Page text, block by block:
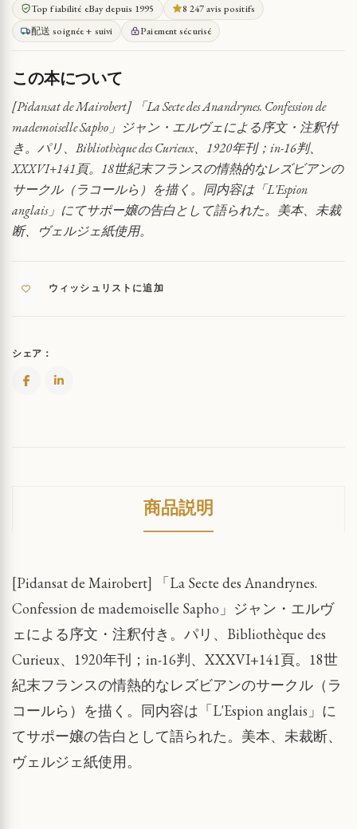
の
告
白：
世
紀
フ
ラ
ン
ス
の
レ
ズ
ビ
集
QUANTITY
Top fiabilité eBay depuis 1995
8 247 avis positifs
配送 soignée + suivi
Paiement sécurisé
この本について
[Pidansat de Mairobert] 「La Secte des Anandrynes. Confession de
mademoiselle Sapho」ジャン・エルヴェによる序文・注釈付
き。パリ、Bibliothèque des Curieux、1920年刊；in-16判、
XXXVI+141頁。18世紀末フランスの情熱的なレズビアンの
サークル（ラコールら）を描く。同内容は「L'Espion
anglais」にてサポー嬢の告白として語られた。美本、未裁
断、ヴェルジェ紙使用。
ウィッシュリストに追加
シェア：
商品説明
[Pidansat de Mairobert] 「La Secte des Anandrynes.
Confession de mademoiselle Sapho」ジャン・エルヴ
ェによる序文・注釈付き。パリ、Bibliothèque des
Curieux、1920年刊；in-16判、XXXVI+141頁。18世
紀末フランスの情熱的なレズビアンのサークル（ラ
コールら）を描く。同内容は「L'Espion anglais」に
てサポー嬢の告白として語られた。美本、未裁断、
ヴェルジェ紙使用。